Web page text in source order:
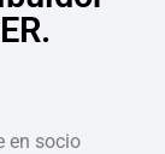
en socio